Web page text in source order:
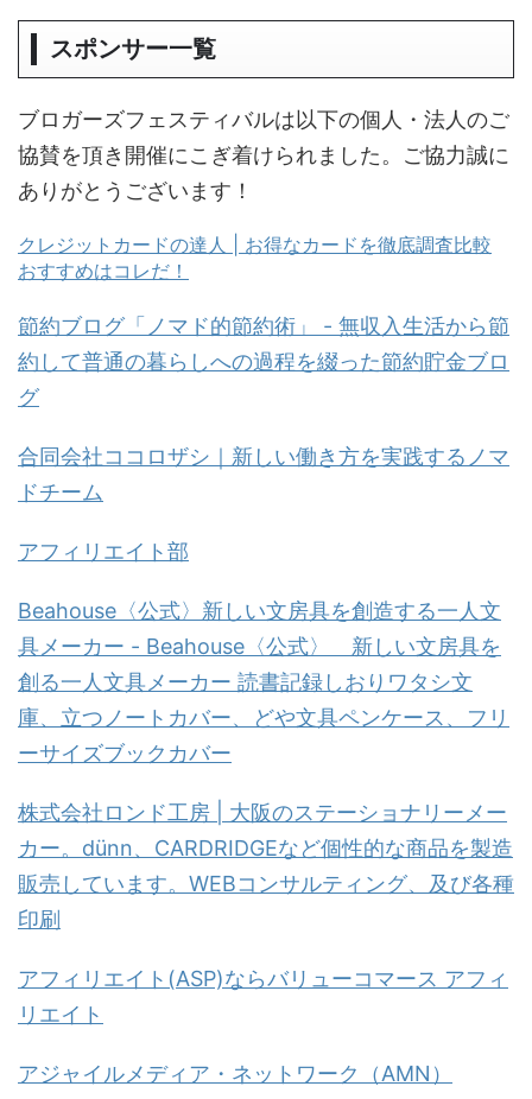
スポンサー一覧
ブロガーズフェスティバルは以下の個人・法人のご
協賛を頂き開催にこぎ着けられました。ご協力誠に
ありがとうございます！
クレジットカードの達人 | お得なカードを徹底調査比較
おすすめはコレだ！
節約ブログ「ノマド的節約術」 - 無収入生活から節
約して普通の暮らしへの過程を綴った節約貯金ブロ
グ
合同会社ココロザシ｜新しい働き方を実践するノマ
ドチーム
アフィリエイト部
Beahouse〈公式〉新しい文房具を創造する一人文
具メーカー - Beahouse〈公式〉 新しい文房具を
創る一人文具メーカー 読書記録しおりワタシ文
庫、立つノートカバー、どや文具ペンケース、フリ
ーサイズブックカバー
株式会社ロンド工房 | 大阪のステーショナリーメー
カー。dünn、CARDRIDGEなど個性的な商品を製造
販売しています。WEBコンサルティング、及び各種
印刷
アフィリエイト(ASP)ならバリューコマース アフィ
リエイト
アジャイルメディア・ネットワーク（AMN）